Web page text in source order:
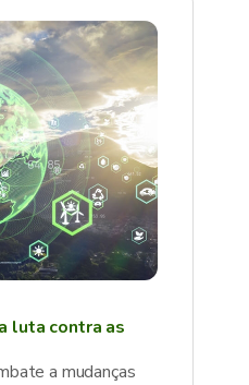
luta contra as
a mudanças